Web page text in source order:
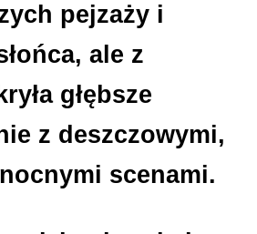
pejzaży i
ale z
głębsze
z deszczowymi,
scenami.